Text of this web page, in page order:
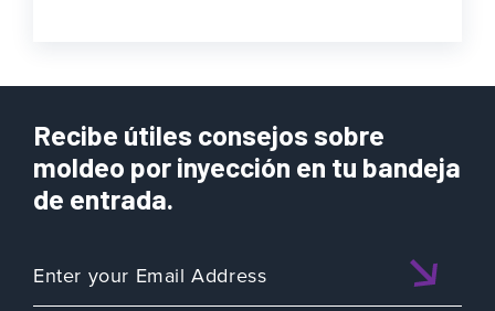
Recibe útiles consejos sobre
moldeo por inyección en tu bandeja
de entrada.